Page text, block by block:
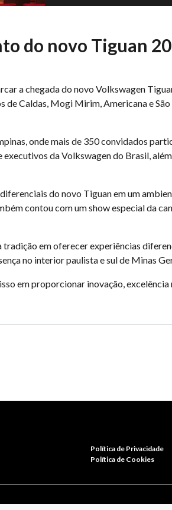
do novo Tiguan
a chegada do novo Volkswagen
Caldas, Mogi Mirim, Americana e
onde mais de 350 convidados
da Volkswagen do Brasil,
do novo Tiguan em um
contou com um show especial da
em oferecer experiências
no interior paulista e sul de Minas
em proporcionar inovação,
Política de Privacidade
Política de Cookies